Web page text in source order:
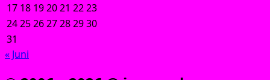
17 18 192021 2223
24252627282930
31
« Juni